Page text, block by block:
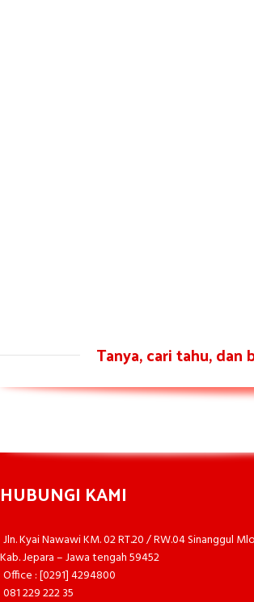
Tanya, cari tahu,
HUBUNGI KAMI
Jln. Kyai Nawawi KM. 02 RT.20 / RW.04 Sinanggul
Kab. Jepara – Jawa tengah 59452
Office : [0291] 4294800
081 229 222 35